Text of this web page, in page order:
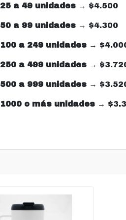
25 a 49 unidades → $4.500
50 a 99 unidades → $4.300
100 a 249 unidades →
250 a 499 unidades →
500 a 999 unidades →
1000 o más unidades →